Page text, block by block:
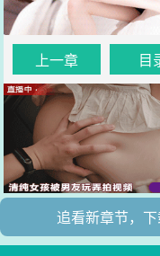
上一章 目
追看新章节，